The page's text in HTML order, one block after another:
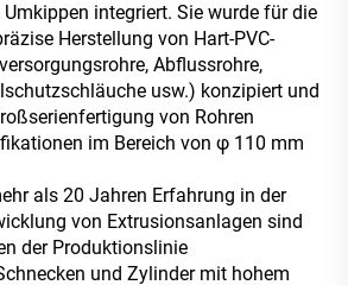
integriert. Sie wurde für die
Herstellung von Hart-PVC-
Abflussrohre,
usw.) konzipiert und
von Rohren
im Bereich von φ 110 mm
als 20 Jahren Erfahrung in der
von Extrusionsanlagen sind
der Produktionslinie
und Zylinder mit hohem